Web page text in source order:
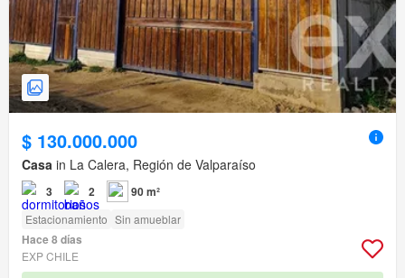
$ 130.000.000
Casa in La Calera, Región de Valparaíso
3 2 90 m²
Estacionamiento Sin amueblar
Hace 8 días
EXP CHILE